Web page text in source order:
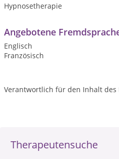
Therapeutensuche
Hypnosetherapie
Angebotene
Englisch
Französisch
Verantwortlich für den Inhalt des